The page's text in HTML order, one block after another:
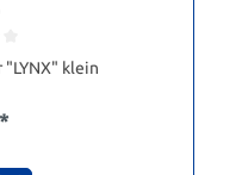
klein